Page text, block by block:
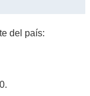
del país: